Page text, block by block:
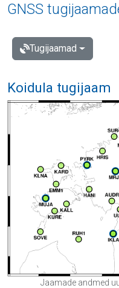
GNSS
Tugijaamad
Koidula tugijaam
Jaamade andmed